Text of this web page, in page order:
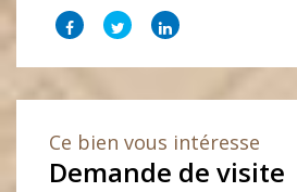
Ce bien vous intéresse
Demande de visite